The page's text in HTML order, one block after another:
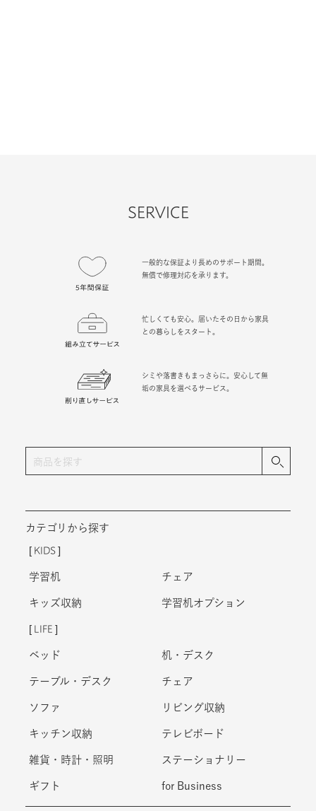
SERVICE
一般的な保証より長めのサポート期間。
無償で修理対応を承ります。
忙しくても安心。届いたその日から家具
との暮らしをスタート。
シミや落書きもまっさらに。安心して無
垢の家具を選べるサービス。
カテゴリから探す
KIDS
学習机 チェア
キッズ収納 学習机オプション
LIFE
ベッド 机・デスク
テーブル・デスク チェア
ソファ リビング収納
キッチン収納 テレビボード
雑貨・時計・照明 ステーショナリー
ギフト for Business